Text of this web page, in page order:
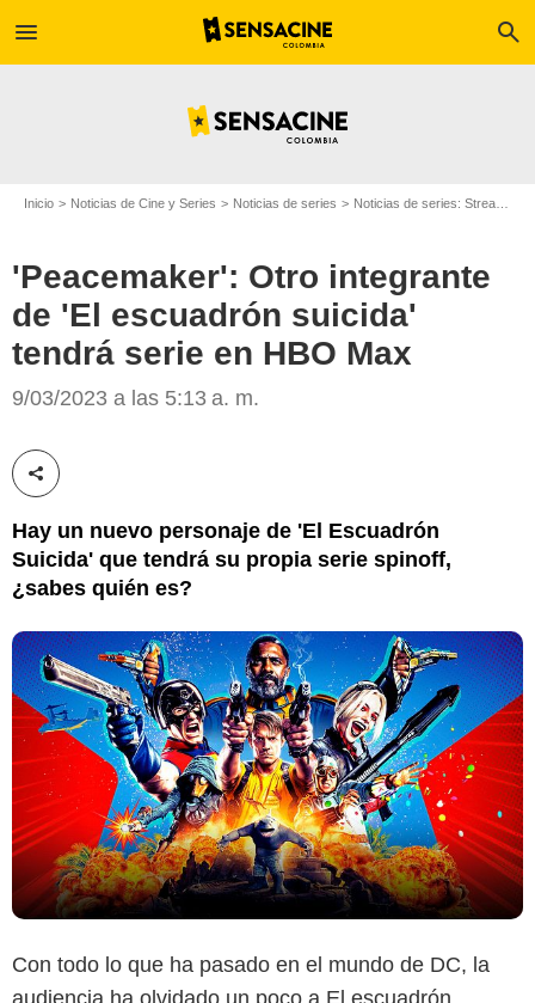
menu search
Inicio Noticias de Cine y Series Noticias de series Noticias de series: Streaming
'Peacemaker': Otro integrante
de 'El escuadrón suicida'
tendrá serie en HBO Max
9/03/2023 a las 5:13 a. m.
Compartir esta noticia
Hay un nuevo personaje de 'El Escuadrón
Suicida' que tendrá su propia serie spinoff,
¿sabes quién es?
Warner Bros.
Con todo lo que ha pasado en el mundo de DC, la
audiencia ha olvidado un poco a El escuadrón